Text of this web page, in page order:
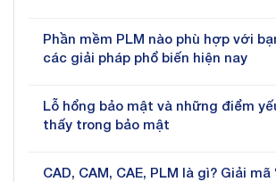
Phần mềm PLM nào phù hợp với
các giải pháp phổ biến hiện nay
Lỗ hổng bảo mật và những điểm
thấy trong bảo mật
CAD, CAM, CAE, PLM là gì? Giải